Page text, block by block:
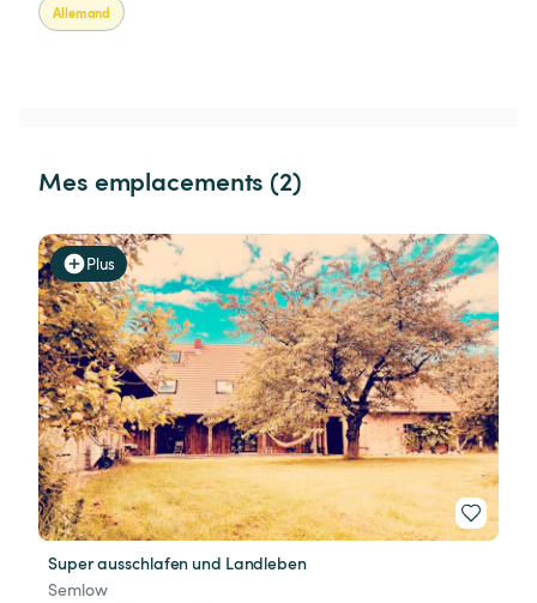
Allemand
Mes emplacements (2)
Plus
Super ausschlafen und Landleben
Semlow